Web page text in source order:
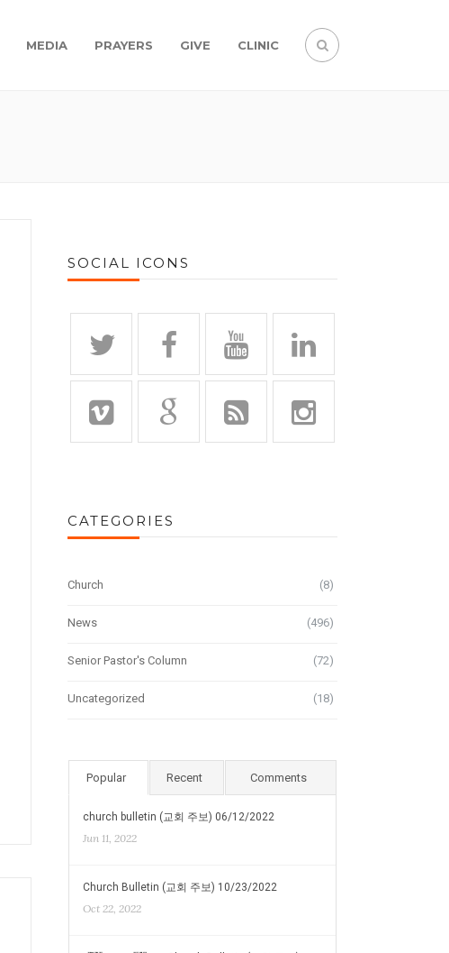
MEDIA PRAYERS GIVE CLINIC
SOCIAL ICONS
CATEGORIES
Church (8)
News (496)
Senior Pastor's Column (72)
Uncategorized (18)
Popular Recent Comments
church bulletin (교회 주보) 06/12/2022
Jun 11, 2022
Church Bulletin (교회 주보) 10/23/2022
Oct 22, 2022